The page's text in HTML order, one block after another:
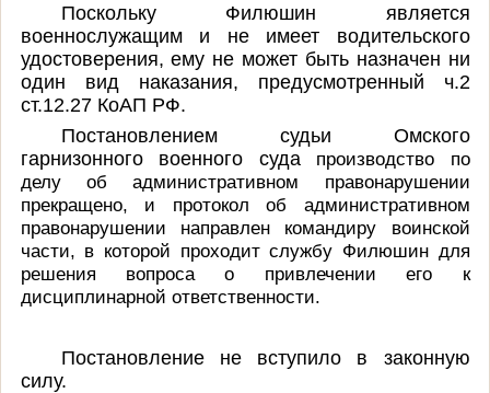
Поскольку Филюшин является
военнослужащим и не имеет водительского
удостоверения, ему не может быть назначен ни
один вид наказания, предусмотренный ч.2
ст.12.27 КоАП РФ.
Постановлением судьи Омского
гарнизонного военного суда производство по
делу об административном правонарушении
прекращено, и протокол об административном
правонарушении направлен командиру воинской
части, в которой проходит службу Филюшин для
решения вопроса о привлеченииего к
дисциплинарной ответственности.
Постановление не вступило в законную
силу.